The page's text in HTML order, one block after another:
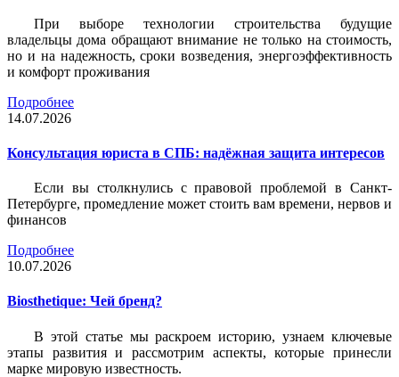
При выборе технологии строительства будущие
владельцы дома обращают внимание не только на стоимость,
но и на надежность, сроки возведения, энергоэффективность
и комфорт проживания
Подробнее
14.07.2026
Консультация юриста в СПБ: надёжная защита интересов
Если вы столкнулись с правовой проблемой в Санкт-
Петербурге, промедление может стоить вам времени, нервов и
финансов
Подробнее
10.07.2026
Biosthetique: Чей бренд?
В этой статье мы раскроем историю, узнаем ключевые
этапы развития и рассмотрим аспекты, которые принесли
марке мировую известность.